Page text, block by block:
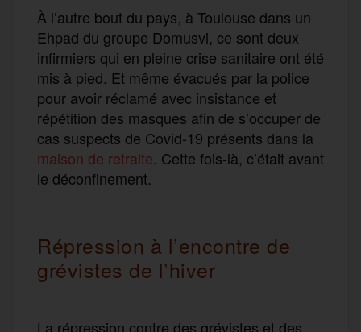
À l’autre bout du pays, à Toulouse dans un
Ehpad du groupe Domusvi, ce sont deux
infirmiers qui en pleine crise sanitaire ont été
mis à pied. Et même évacués par la police
pour avoir réclamé avec insistance et
répétition des masques afin de s’occuper de
cas suspects de Covid-19 présents dans la
maison de retraite. Cette fois-là, c’était avant
le déconfinement.
Répression à l’encontre de
grévistes de l’hiver
La répression contre des grévistes et des